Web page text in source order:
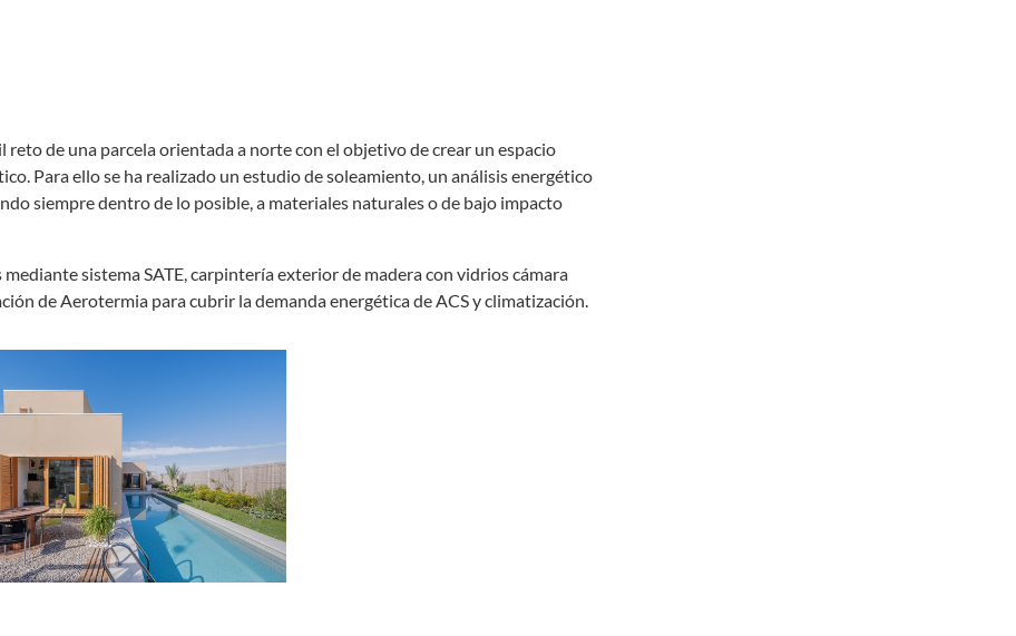
de una parcela orientada a norte con el objetivo de crear un espacio
Para ello se ha realizado un estudio de soleamiento, un análisis energético
siempre dentro de lo posible, a materiales naturales o de bajo impacto
sistema SATE, carpintería exterior de madera con vidrios cámara
de Aerotermia para cubrir la demanda energética de ACS y climatización.